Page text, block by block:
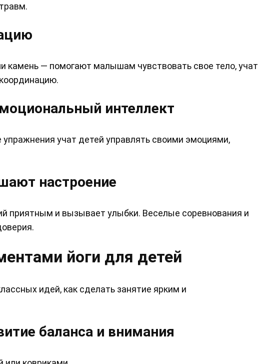
камень — помогают малышам чувствовать свое тело, учат
интеллект
учат детей управлять своими эмоциями,
настроение
приятным и вызывает улыбки. Веселые соревнования и
йоги для детей
идей, как сделать занятие ярким и
баланса и внимания